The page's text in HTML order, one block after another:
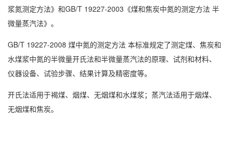
浆氮测定方法》和GB/T 19227-2003《煤和焦炭中氮的测定方法 半
微量蒸汽法》。
GB/T 19227-2008 煤中氮的测定方法 本标准规定了测定煤、焦炭和
水煤浆中氮的半微量开氏法和半微量蒸汽法的原理、试剂和材料、
仪器设备、试验步骤、结果计算及精密度等。
开氏法适用于褐煤、烟煤、无烟煤和水煤浆；蒸汽法适用于烟煤、
无烟煤和焦炭。